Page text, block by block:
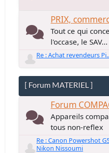
PRIX,
Tout ce qui
l'occase, le SAV...
Re : Achat revendeurs
[ Forum MATERIEL ]
Forum
Appareils
tous non-reflex
Re : Canon Powershot
Nikon Nissoumi